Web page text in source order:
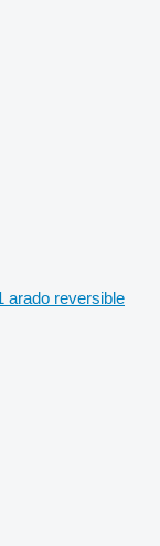
arado reversible